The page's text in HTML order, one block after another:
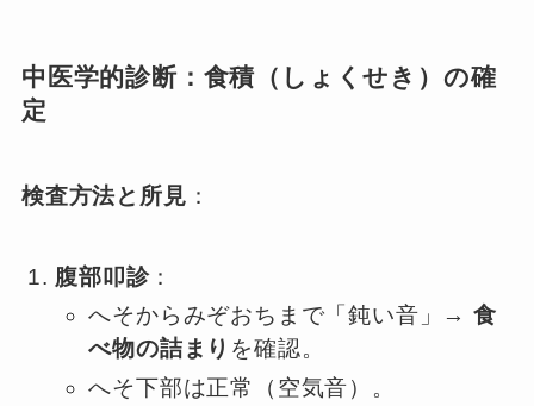
中医学的診断：食積（しょくせき）の確
定
検査方法と所見 ：
腹部叩診：
へそからみぞおちまで「鈍い音」→食
べ物の詰まり を確認。
へそ下部は正常（空気音）。